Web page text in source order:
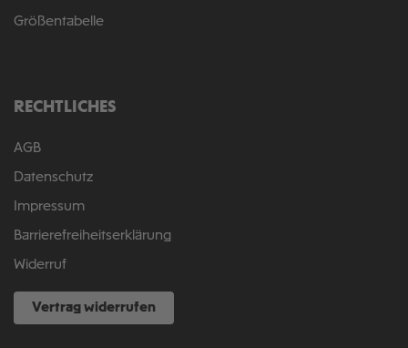
Größentabelle
RECHTLICHES
AGB
Datenschutz
Impressum
Barrierefreiheitserklärung
Widerruf
Vertrag widerrufen